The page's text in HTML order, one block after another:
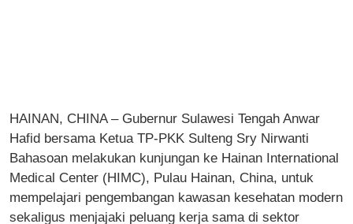
HAINAN, CHINA – Gubernur Sulawesi Tengah Anwar
Hafid bersama Ketua TP-PKK Sulteng Sry Nirwanti
Bahasoan melakukan kunjungan ke Hainan International
Medical Center (HIMC), Pulau Hainan, China, untuk
mempelajari pengembangan kawasan kesehatan modern
sekaligus menjajaki peluang kerja sama di sektor